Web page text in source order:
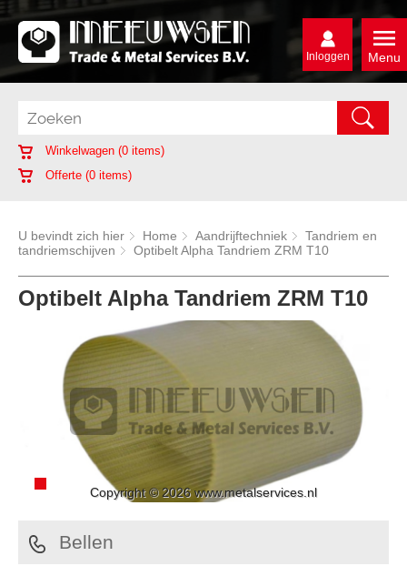
Menu
Inloggen
Winkelwagen (0 items)
Offerte (0 items)
U bevindt zich hier Home Aandrijftechniek
Tandriem en
tandriemschijven
Optibelt Alpha Tandriem ZRM T10
Optibelt Alpha Tandriem ZRM T10
Copyright © 2026 www.metalservices.nl
Bellen